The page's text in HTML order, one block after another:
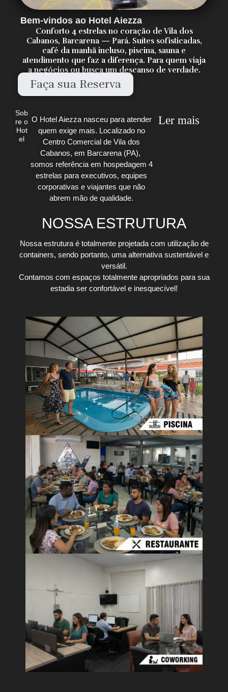
Bem-vindos ao Hotel Aiezza
Conforto 4 estrelas no coração de Vila dos
Cabanos, Barcarena — Pará. Suítes sofisticadas,
café da manhã incluso, piscina, sauna e
atendimento que faz a diferença. Para quem viaja
a negócios ou busca um descanso de verdade.
Faça sua Reserva
Sob
re o
Hot
el
O Hotel Aiezza nasceu para atender
quem exige mais. Localizado no
Centro Comercial de Vila dos
Cabanos, em Barcarena (PA),
somos referência em hospedagem 4
estrelas para executivos, equipes
corporativas e viajantes que não
abrem mão de qualidade.
Ler mais
NOSSA ESTRUTURA
Nossa estrutura é totalmente projetada com utilização de
containers, sendo portanto, uma alternativa sustentável e
versátil.
Contamos com espaços totalmente apropriados para sua
estadia ser confortável e inesquecível!